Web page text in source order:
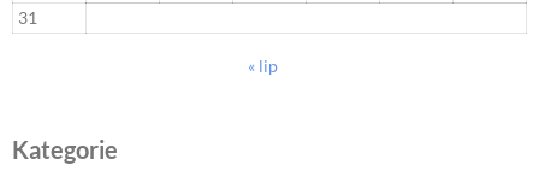
31
« lip
Kategorie